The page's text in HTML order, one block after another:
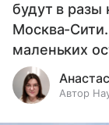
будут в разы
Москва-
маленьких
Автор